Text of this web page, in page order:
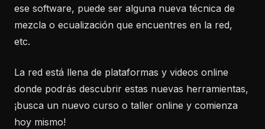
ese software, puede ser alguna nueva técnica de
mezcla o ecualización que encuentres en la red,
etc.
La red está llena de plataformas y videos online
donde podrás descubrir estas nuevas herramientas,
¡busca un nuevo curso o taller online y comienza
hoy mismo!